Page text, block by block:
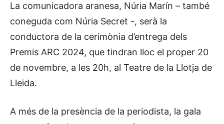
La comunicadora aranesa, Núria Marín – també
coneguda com Núria Secret -, serà la
conductora de la cerimònia d’entrega dels
Premis ARC 2024, que tindran lloc el proper 20
de novembre, a les 20h, al Teatre de la Llotja de
Lleida.
A més de la presència de la periodista, la gala